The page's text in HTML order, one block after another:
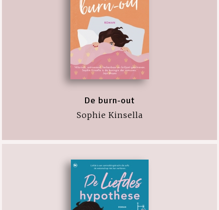
De burn-out
Sophie Kinsella